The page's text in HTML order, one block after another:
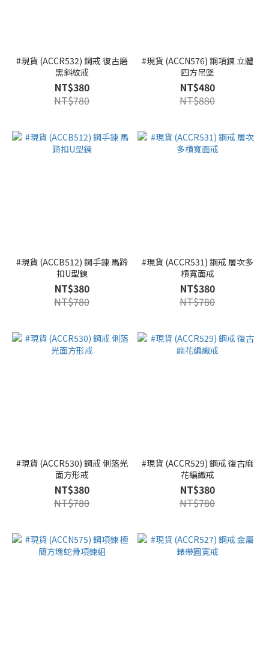
#現貨 (ACCR532) 鋼戒 復古磨
黑斜紋戒
NT$380
NT$780
#現貨 (ACCN576) 鋼項鍊 立體
四方吊墜
NT$480
NT$880
#現貨 (ACCB512) 鋼手鍊 馬蹄
扣U型鍊
NT$380
NT$780
#現貨 (ACCR531) 鋼戒 層次多
槓寬面戒
NT$380
NT$780
#現貨 (ACCR530) 鋼戒 俐落光
面方形戒
NT$380
NT$780
#現貨 (ACCR529) 鋼戒 復古麻
花編織戒
NT$380
NT$780